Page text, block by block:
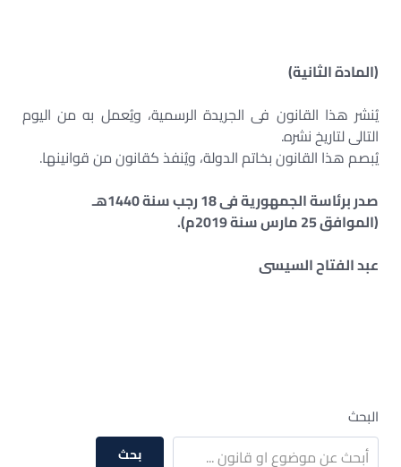
(المادة الثانية)
يُنشر هذا القانون فى الجريدة الرسمية، ويُعمل به من اليوم
التالى لتاريخ نشره.
يُبصم هذا القانون بخاتم الدولة، ويُنفذ كقانون من قوانينها.
صدر برئاسة الجمهورية فى 18 رجب سنة 1440هـ
(الموافق 25 مارس سنة 2019م).
عبد الفتاح السيسى
البحث
بحث